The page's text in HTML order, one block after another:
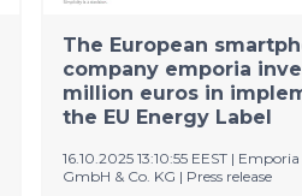
The European
company emporia
million euros in
the EU Energy Label
16.10.2025 13:10:55 EEST | Emporia
GmbH & Co. KG | Press release